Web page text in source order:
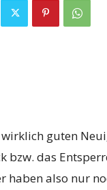
wirklich guten
bzw. das
haben also nur